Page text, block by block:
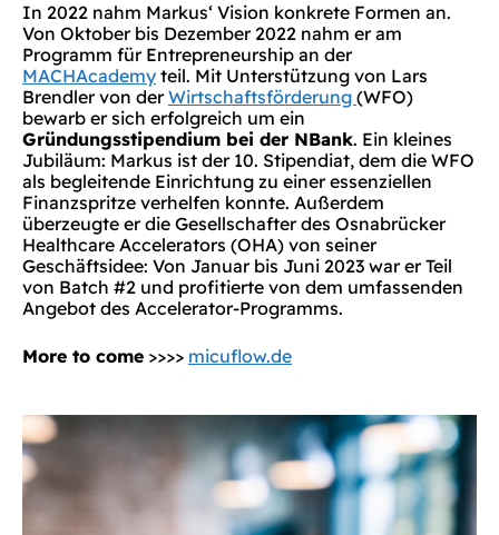
In 2022 nahm Markus‘ Vision konkrete Formen an.
Von Oktober bis Dezember 2022 nahm er am
Programm für Entrepreneurship an der
MACHAcademy teil. Mit Unterstützung von Lars
Brendler von derWirtschaftsförderung (WFO)
bewarb er sich erfolgreich um ein
Gründungsstipendium bei der NBank. Ein kleines
Jubiläum: Markus ist der 10. Stipendiat, dem die WFO
als begleitende Einrichtung zu einer essenziellen
Finanzspritze verhelfen konnte. Außerdem
überzeugte er die Gesellschafter des Osnabrücker
Healthcare Accelerators (OHA) von seiner
Geschäftsidee: Von Januar bis Juni 2023 war er Teil
von Batch #2 und profitierte von dem umfassenden
Angebot des Accelerator-Programms.
More to come >>>> micuflow.de